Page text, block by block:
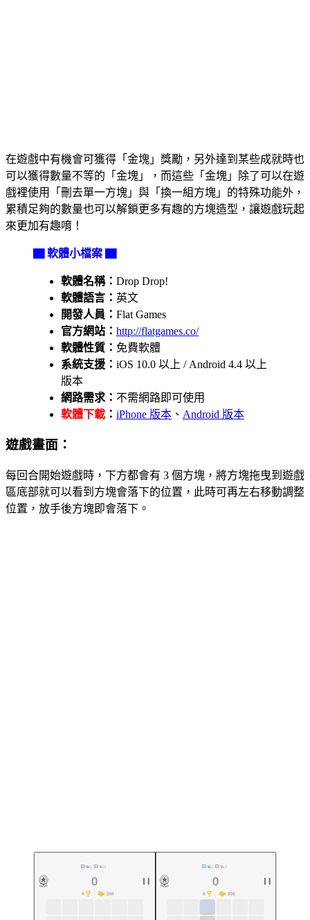
在遊戲中有機會可獲得「金塊」獎勵，另外達到某些成就時也
可以獲得數量不等的「金塊」，而這些「金塊」除了可以在遊
戲裡使用「刪去單一方塊」與「換一組方塊」的特殊功能外，
累積足夠的數量也可以解鎖更多有趣的方塊造型，讓遊戲玩起
來更加有趣唷！
▇ 軟體小檔案 ▇
軟體名稱： Drop Drop!
軟體語言： 英文
開發人員： Flat Games
官方網站： http://flatgames.co/
軟體性質： 免費軟體
系統支援： iOS 10.0 以上 / Android 4.4 以上
版本
網路需求： 不需網路即可使用
軟體下載 ： iPhone 版本 、 Android 版本
遊戲畫面：
每回合開始遊戲時，下方都會有 3 個方塊，將方塊拖曳到遊戲
區底部就可以看到方塊會落下的位置，此時可再左右移動調整
位置，放手後方塊即會落下。